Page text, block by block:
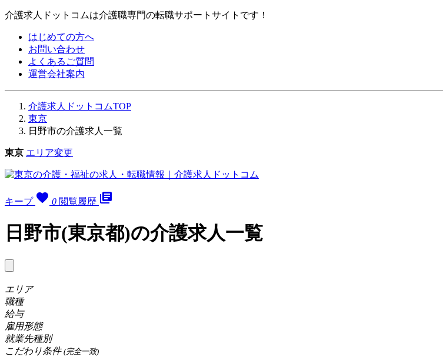
介護求人ドットコムは介護職専門の転職サポートサイトです！
はじめての方へ
お問い合わせ
よくあるご質問
運営会社案内
介護求人ドットコムTOP
東京
日野市の介護求人一覧
東京 エリア変更
キープ favorite 0 閲覧履歴 library_books
日野市(東京都)の介護求人一覧
エリア
職種
給与
雇用形態
就業先種別
こだわり条件 (完全一致)